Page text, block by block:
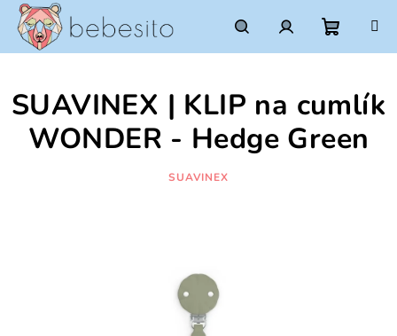
Prejsť
obsah
HľadaťPrihlásenie
košík
SUAVINEX | KLIP na cumlík
WONDER - Hedge Green
SUAVINEX